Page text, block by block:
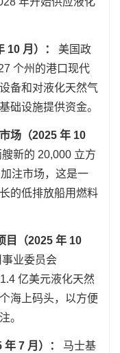
10 月）：
美国政
个州的港口现代
备和对液化天然气
础设施提供资金。
场（2025 年 10
新的 20,000 立方
注市场，这是一
的低排放船用燃料
目（2025 年 10
业委员会
亿美元液化天然
海上码头，以方便
。
7 月）：
马士基